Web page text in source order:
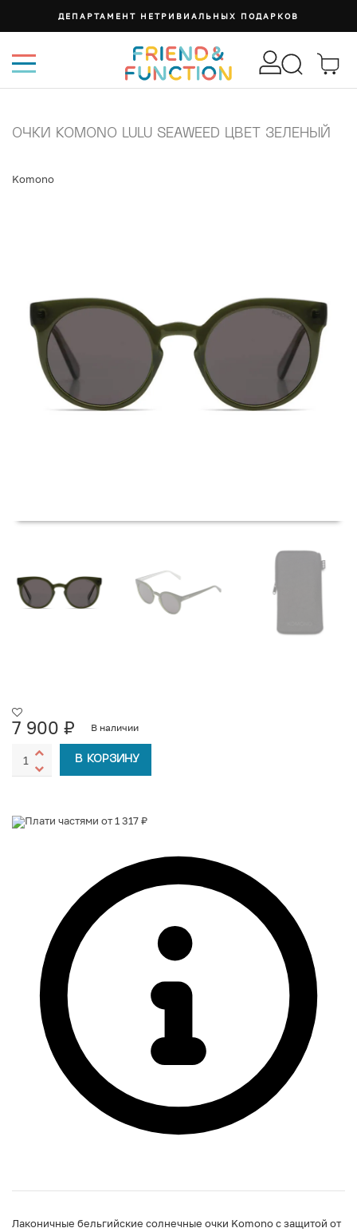
ДЕПАРТАМЕНТ НЕТРИВИАЛЬНЫХ ПОДАРКОВ
ОЧКИ KOMONO LULU SEAWEED ЦВЕТ ЗЕЛЕНЫЙ
Komono
7 900 ₽ В наличии
В КОРЗИНУ
Плати частями от 1 317 ₽
Лаконичные бельгийские солнечные очки Komono с защитой от